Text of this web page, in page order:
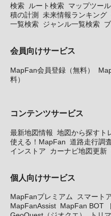
検索 ルート検索 マップツール
積の計測
未来情報ランキング
一覧検索 ジャンル一覧検索
会員向けサービス
MapFan会員登録（無料）
料）
コンテンツサービス
最新地図情報 地図から探すト
使える！MapFan 道路走行調
インストア
カーナビ地図更新
個人向けサービス
MapFanプレミアム
スマート
MapFanAssist MapFan BOT